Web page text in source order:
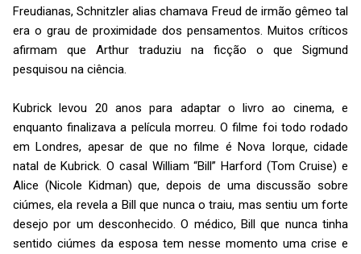
Freudianas, Schnitzler alias chamava Freud de irmão gêmeo tal
era o grau de proximidade dos pensamentos. Muitos críticos
afirmam que Arthur traduziu na ficção o que Sigmund
pesquisou na ciência.
Kubrick levou 20 anos para adaptar o livro ao cinema, e
enquanto finalizava a película morreu. O filme foi todo rodado
em Londres, apesar de que no filme é Nova Iorque, cidade
natal de Kubrick. O casal William “Bill” Harford (Tom Cruise) e
Alice (Nicole Kidman) que, depois de uma discussão sobre
ciúmes, ela revela a Bill que nunca o traiu, mas sentiu um forte
desejo por um desconhecido. O médico, Bill que nunca tinha
sentido ciúmes da esposa tem nesse momento uma crise e